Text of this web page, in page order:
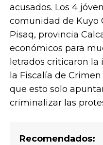
acusados. Los 4
comunidad de Kuyo
Pisaq, provincia
económicos para
letrados criticaron
la Fiscalía de
que esto solo
criminalizar las
Recomendados: